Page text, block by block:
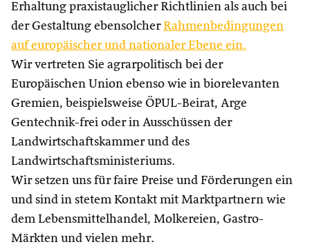
Erhaltung praxistauglicher Richtlinien als auch bei
der Gestaltung ebensolcher Rahmenbedingungen
auf europäischer und nationaler Ebene ein.
Wir vertreten Sie agrarpolitisch bei der
Europäischen Union ebenso wie in biorelevanten
Gremien, beispielsweise ÖPUL-Beirat, Arge
Gentechnik-frei oder in Ausschüssen der
Landwirtschaftskammer und des
Landwirtschaftsministeriums.
Wir setzen uns für faire Preise und Förderungen ein
und sind in stetem Kontakt mit Marktpartnern wie
dem Lebensmittelhandel, Molkereien, Gastro-
Märkten und vielen mehr.